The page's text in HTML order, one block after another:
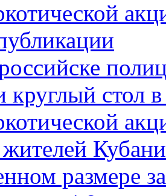
круглый стол
размере